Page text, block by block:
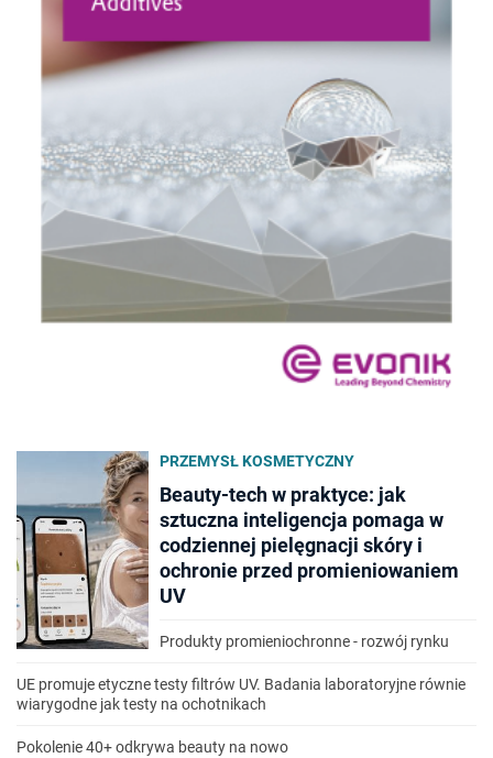
PRZEMYSŁ KOSMETYCZNY
Beauty-tech w praktyce: jak
sztuczna inteligencja pomaga w
codziennej pielęgnacji skóry i
ochronie przed promieniowaniem
UV
Produkty promieniochronne - rozwój rynku
UE promuje etyczne testy filtrów UV. Badania laboratoryjne równie
wiarygodne jak testy na ochotnikach
Pokolenie 40+ odkrywa beauty na nowo